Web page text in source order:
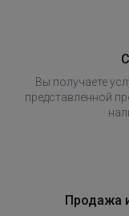
Вы получаете
представленной
Продажа